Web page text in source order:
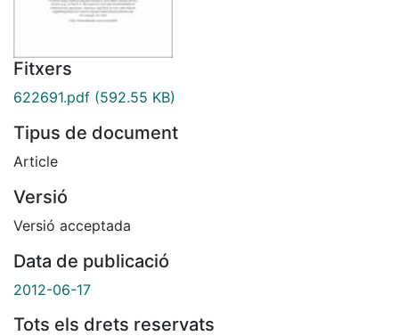
Fitxers
622691.pdf (592.55 KB)
Tipus de document
Article
Versió
Versió acceptada
Data de publicació
2012-06-17
Tots els drets reservats